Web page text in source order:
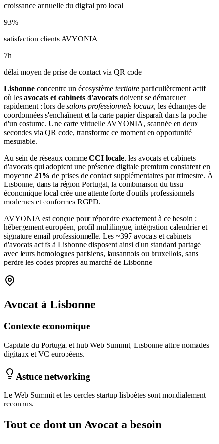
croissance annuelle du digital pro local
93%
satisfaction clients AVYONIA
7h
délai moyen de prise de contact via QR code
Lisbonne concentre un écosystème tertiaire particulièrement actif
où les avocats et cabinets d'avocats doivent se démarquer
rapidement : lors de salons professionnels locaux, les échanges de
coordonnées s'enchaînent et la carte papier disparaît dans la poche
d'un costume. Une carte virtuelle AVYONIA, scannée en deux
secondes via QR code, transforme ce moment en opportunité
mesurable.
Au sein de réseaux comme CCI locale, les avocats et cabinets
d'avocats qui adoptent une présence digitale premium constatent en
moyenne 21% de prises de contact supplémentaires par trimestre. À
Lisbonne, dans la région Portugal, la combinaison du tissu
économique local crée une attente forte d'outils professionnels
modernes et conformes RGPD.
AVYONIA est conçue pour répondre exactement à ce besoin :
hébergement européen, profil multilingue, intégration calendrier et
signature email professionnelle. Les ~397 avocats et cabinets
d'avocats actifs à Lisbonne disposent ainsi d'un standard partagé
avec leurs homologues parisiens, lausannois ou bruxellois, sans
perdre les codes propres au marché de Lisbonne.
Avocat à Lisbonne
Contexte économique
Capitale du Portugal et hub Web Summit, Lisbonne attire nomades
digitaux et VC européens.
Astuce networking
Le Web Summit et les cercles startup lisboètes sont mondialement
reconnus.
Tout ce dont un Avocat a besoin